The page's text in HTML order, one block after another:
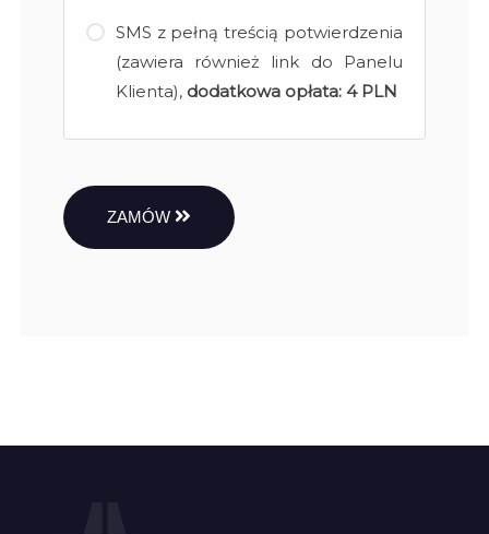
SMS z pełną treścią potwierdzenia
(zawiera również link do Panelu
Klienta), dodatkowa opłata: 4 PLN
ZAMÓW